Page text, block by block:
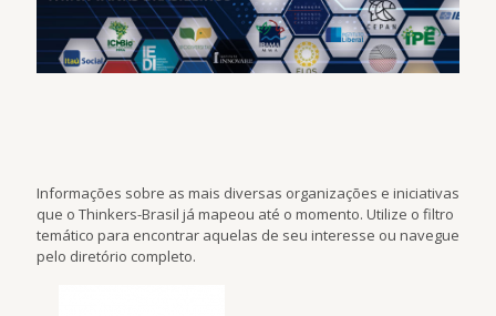
Informações sobre as mais diversas organizações e iniciativas
que o Thinkers-Brasil já mapeou até o momento. Utilize o filtro
temático para encontrar aquelas de seu interesse ou navegue
pelo diretório completo.